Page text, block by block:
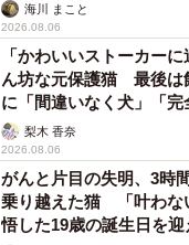
海川 まこと
2026.08.06
「かわいいストーカー
ん坊な元保護猫 最後は
に「間違いなく犬」「
梨木 香奈
2026.08.06
がんと片目の失明、3時
乗り越えた猫 「叶わな
悟した19歳の誕生日を